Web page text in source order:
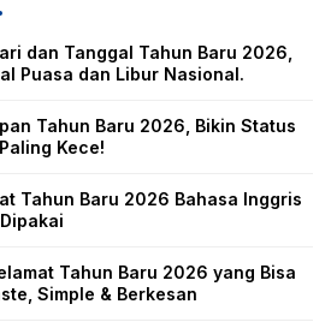
dan Tanggal Tahun Baru 2026,
Puasa dan Libur Nasional.
Tahun Baru 2026, Bikin Status
Kece!
Tahun Baru 2026 Bahasa Inggris
Tahun Baru 2026 yang Bisa
Simple & Berkesan